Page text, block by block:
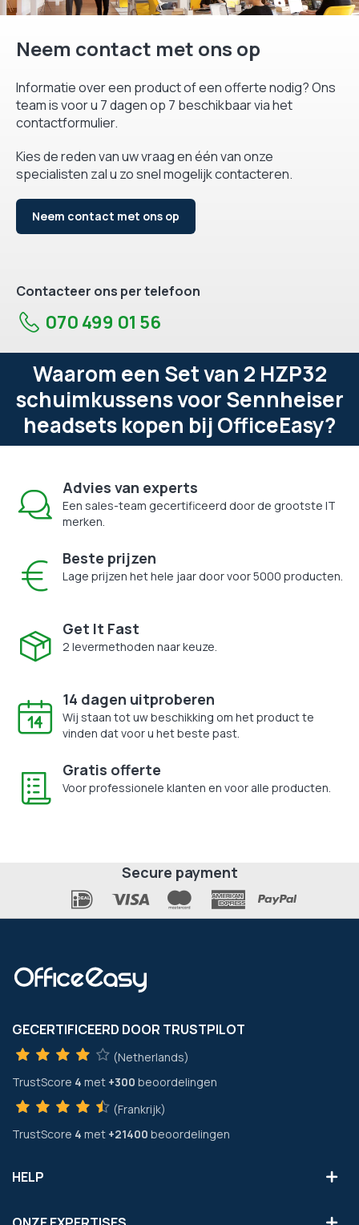
Neem contact met ons op
Informatie over een product of een offerte nodig? Ons
team is voor u 7 dagen op 7 beschikbaar via het
contactformulier.
Kies de reden van uw vraag en één van onze
specialisten zal u zo snel mogelijk contacteren.
Neem contact met ons op
Contacteer ons per telefoon
070 499 01 56
Waarom een Set van 2 HZP32
schuimkussens voor Sennheiser
headsets kopen bij OfficeEasy?
Advies van experts
Een sales-team gecertificeerd door de grootste IT
merken.
Beste prijzen
Lage prijzen het hele jaar door voor 5000 producten.
Get It Fast
2 levermethoden naar keuze.
14 dagen uitproberen
Wij staan tot uw beschikking om het product te
vinden dat voor u het beste past.
Gratis offerte
Voor professionele klanten en voor alle producten.
Secure payment
GECERTIFICEERD DOOR TRUSTPILOT
(Netherlands)
TrustScore 4 met +300 beoordelingen
(Frankrijk)
TrustScore 4 met +21400 beoordelingen
HELP